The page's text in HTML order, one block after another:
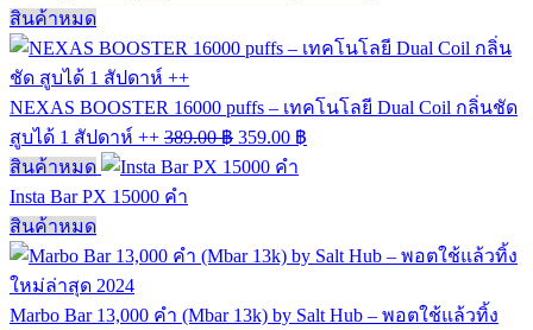
สินค้าหมด
NEXAS BOOSTER 16000 puffs – เทคโนโลยี Dual Coil กลิ่นชัด
สูบได้ 1 สัปดาห์ ++ 389.00฿ 359.00 ฿
สินค้าหมด
Insta Bar PX 15000 คำ
สินค้าหมด
Marbo Bar 13,000 คำ (Mbar 13k) by Salt Hub – พอตใช้แล้วทิ้ง